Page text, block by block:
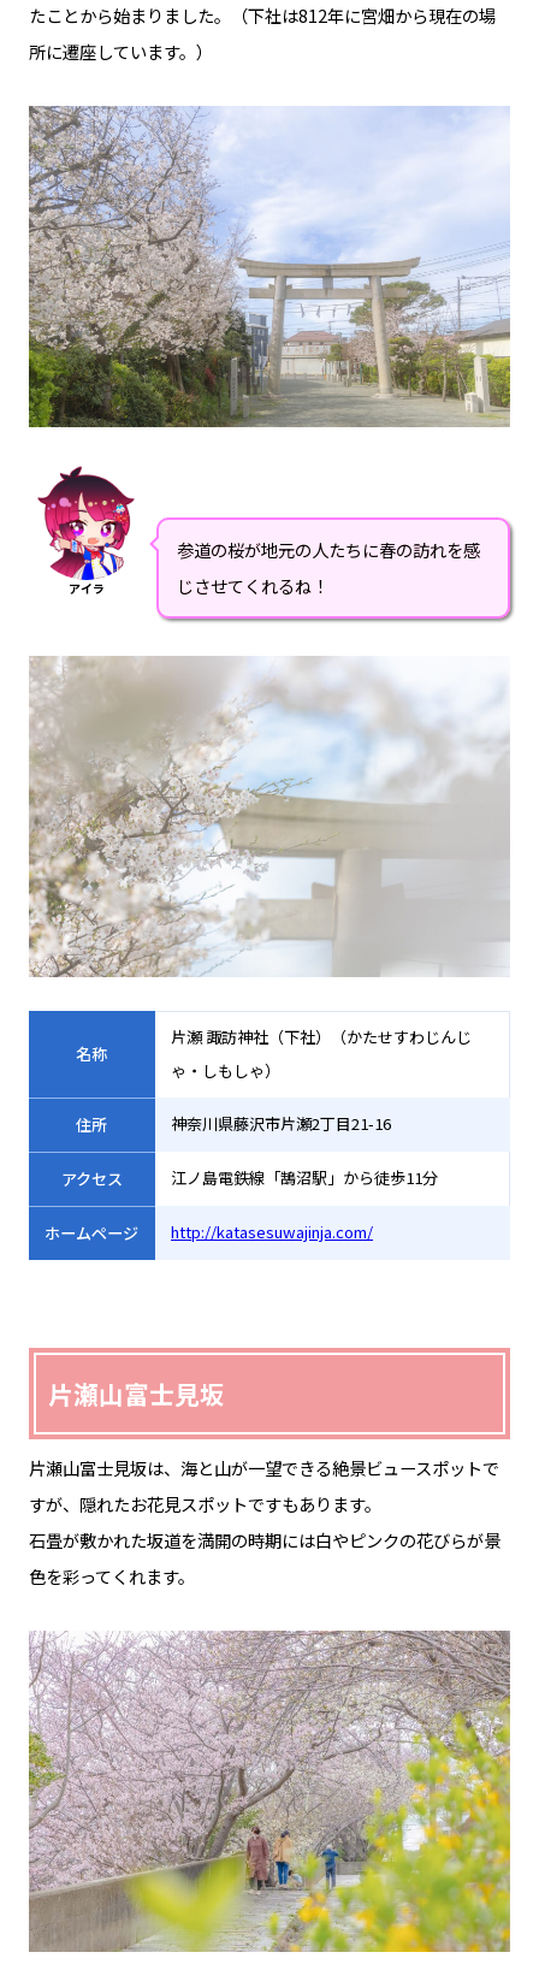
たことから始まりました。（下社は812年に宮畑から現在の場
所に遷座しています。）
アイラ
参道の桜が地元の人たちに春の訪れを感
じさせてくれるね！
名称
片瀬 諏訪神社（下社）（かたせすわじんじ
ゃ・しもしゃ）
住所 神奈川県藤沢市片瀬2丁目21-16
アクセス 江ノ島電鉄線「鵠沼駅」から徒歩11分
ホームページ http://katasesuwajinja.com/
片瀬山富士見坂
片瀬山富士見坂は、海と山が一望できる絶景ビュースポットで
すが、隠れたお花見スポットですもあります。
石畳が敷かれた坂道を満開の時期には白やピンクの花びらが景
色を彩ってくれます。